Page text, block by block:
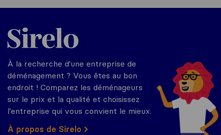
Sirelo.fr
À la recherche d'une entreprise de
déménagement ? Vous êtes au bon
endroit ! Comparez les déménageurs
sur le prix et la qualité et choisissez
l'entreprise qui vous convient le mieux.
À propos de Sirelo